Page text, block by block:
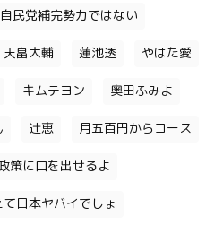
自民党補完勢力ではない
天畠大輔 蓮池透 やはた愛
キムテヨン 奥田ふみよ
辻恵 月五百円からコース
策に口を出せるよ
日本ヤバイでしょ